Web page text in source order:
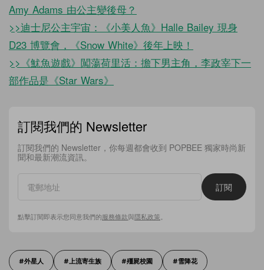
Amy Adams 由公主變後母？
>>迪士尼公主宇宙：《小美人魚》Halle Bailey 現身
D23 博覽會，《Snow White》後年上映！
>> 《魷魚遊戲》闖蕩荷里活：擔下男主角，李政宰下一
部作品是《Star Wars》
訂閱我們的 Newsletter
訂閱我們的 Newsletter，你每週都會收到 POPBEE 獨家時尚新
聞和最新潮流資訊。
訂閱
點擊訂閱即表示您同意我們的服務條款與隱私政策
外星人 上流寄生族 殭屍校園 雪降花